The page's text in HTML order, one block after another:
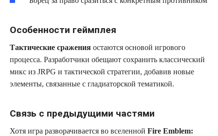
Особенности геймплея
Тактические сражения остаются основой игрового
процесса. Разработчики обещают сохранить классический
микс из JRPG и тактической стратегии, добавив новые
элементы, связанные с гладиаторской тематикой.
Связь с предыдущими частями
Хотя игра разворачивается во вселенной Fire Emblem: